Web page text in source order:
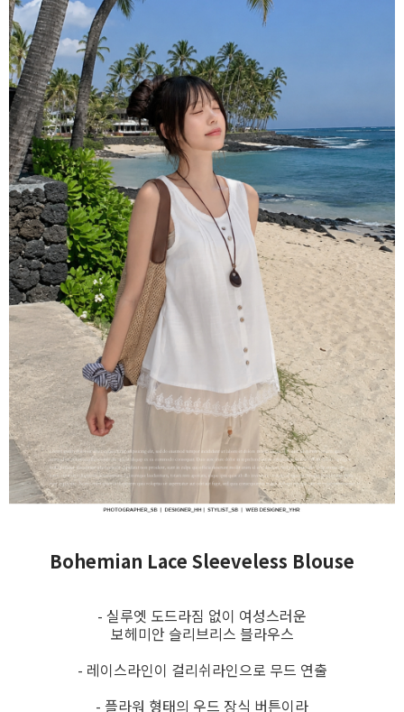
Bohemian Lace Sleeveless Blouse
- 실루엣 도드라짐 없이 여성스러운
보헤미안 슬리브리스 블라우스
- 레이스라인이 걸리쉬라인으로 무드 연출
- 플라워 형태의 우드 장식 버튼이라